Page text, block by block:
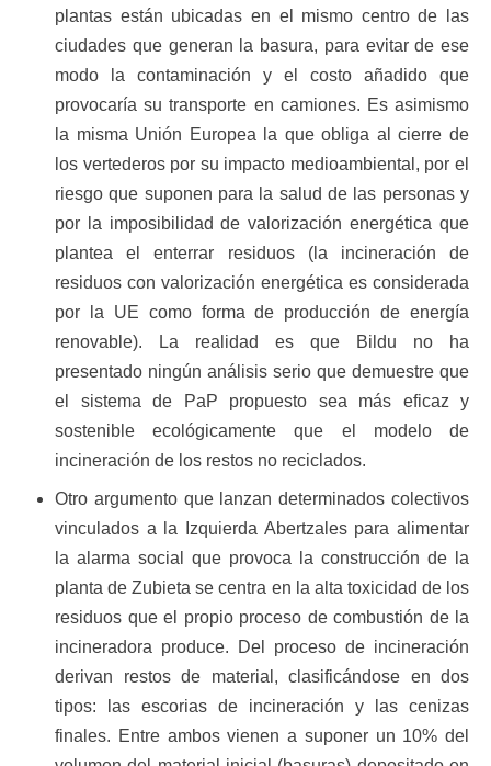
plantas están ubicadas en el mismo centro de las
ciudades que generan la basura, para evitar de ese
modo la contaminación y el costo añadido que
provocaría su transporte en camiones. Es asimismo
la misma Unión Europea la que obliga al cierre de
los vertederos por su impacto medioambiental, por el
riesgo que suponen para la salud de las personas y
por la imposibilidad de valorización energética que
plantea el enterrar residuos (la incineración de
residuos con valorización energética es considerada
por la UE como forma de producción de energía
renovable). La realidad es que Bildu no ha
presentado ningún análisis serio que demuestre que
el sistema de PaP propuesto sea más eficaz y
sostenible ecológicamente que el modelo de
incineración de los restos no reciclados.
Otro argumento que lanzan determinados colectivos
vinculados a la Izquierda Abertzales para alimentar
la alarma social que provoca la construcción de la
planta de Zubieta se centra en la alta toxicidad de los
residuos que el propio proceso de combustión de la
incineradora produce. Del proceso de incineración
derivan restos de material, clasificándose en dos
tipos: las escorias de incineración y las cenizas
finales. Entre ambos vienen a suponer un 10% del